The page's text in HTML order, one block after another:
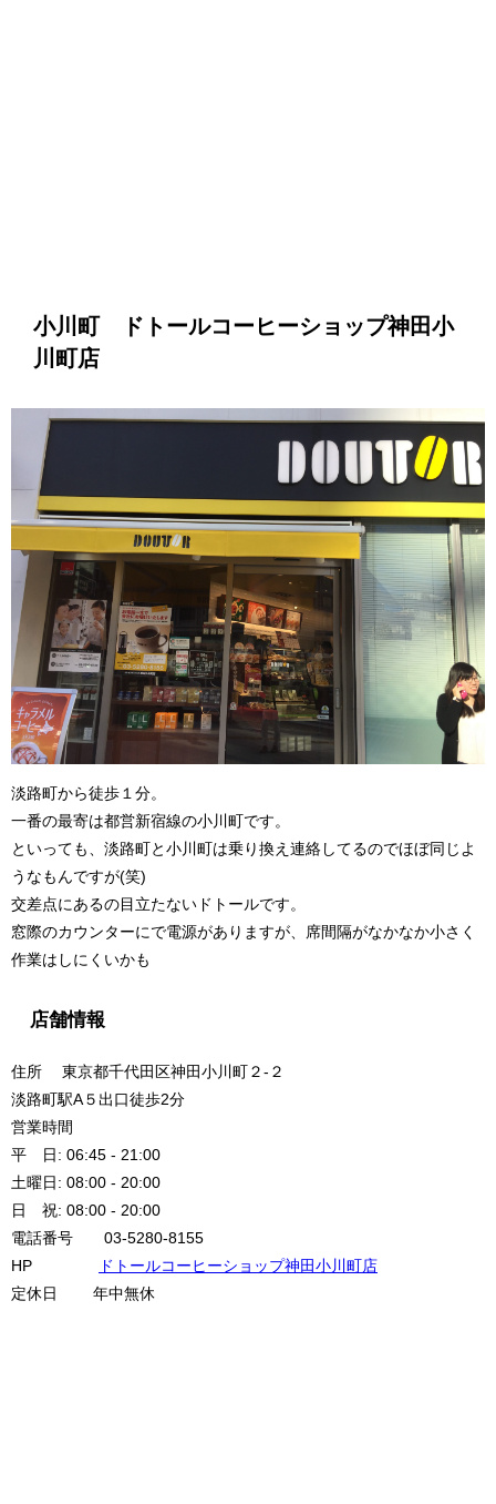
小川町 ドトールコーヒーショップ神田小
川町店
淡路町から徒歩１分。
一番の最寄は都営新宿線の小川町です。
といっても、淡路町と小川町は乗り換え連絡してるのでほぼ同じよ
うなもんですが(笑)
交差点にあるの目立たないドトールです。
窓際のカウンターにで電源がありますが、席間隔がなかなか小さく
作業はしにくいかも
店舗情報
住所 東京都千代田区神田小川町２-２
淡路町駅A５出口徒歩2分
営業時間
平 日: 06:45 - 21:00
土曜日: 08:00 - 20:00
日 祝: 08:00 - 20:00
電話番号 03-5280-8155
HP
ドトールコーヒーショップ神田小川町店
定休日 年中無休